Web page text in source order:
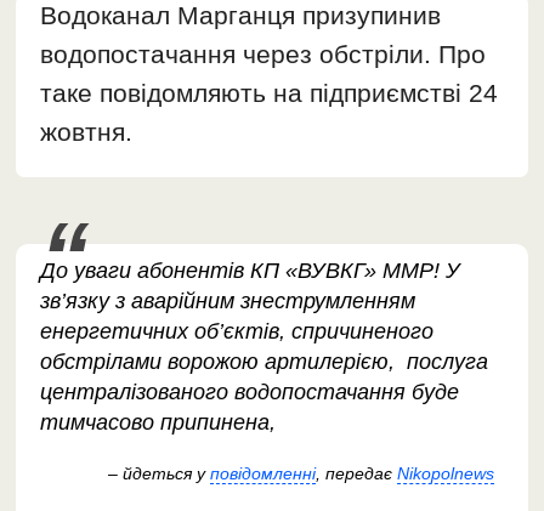
Водоканал Марганця призупинив
водопостачання через обстріли. Про
таке повідомляють на підприємстві 24
жовтня.
До уваги абонентів КП «ВУВКГ» ММР! У
зв’язку з аварійним знеструмленням
енергетичних об’єктів, спричиненого
обстрілами ворожою артилерією, послуга
централізованого водопостачання буде
тимчасово припинена,
– йдеться уповідомленні, передає Nikopolnews